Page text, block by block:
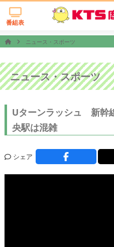
番組表
ニュース・スポーツ
ニュース・スポーツ
Uターンラッシュ 新幹
央駅は混雑
シェア